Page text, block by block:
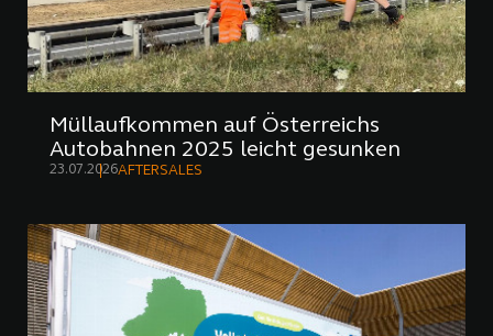
Müllaufkommen auf Österreichs
Autobahnen 2025 leicht gesunken
23.07.2026AFTERSALES